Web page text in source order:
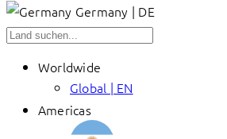
Germany | DE
Worldwide
Global | EN
Americas